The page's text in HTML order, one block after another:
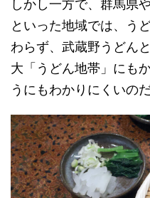
しかし一方で、群馬県
といった地域では、う
わらず、武蔵野うどん
大「うどん地帯」にも
うにもわかりにくいのだ